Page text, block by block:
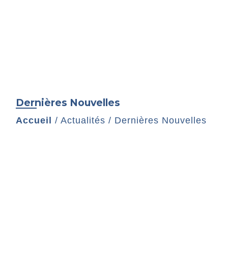
Dernières Nouvelles
Accueil / Actualités / Dernières Nouvelles